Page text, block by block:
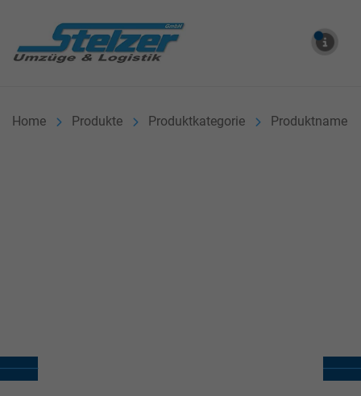
Stelzer Umzüge & Logistik
Home Produkte Produktkategorie Produktname